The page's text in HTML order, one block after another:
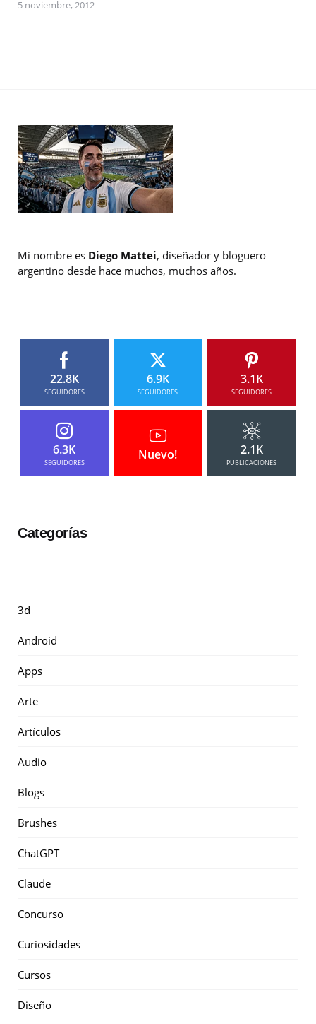
5 noviembre, 2012
Mi nombre es Diego Mattei, diseñador y bloguero
argentino desde hace muchos, muchos años.
22.8K
SEGUIDORES
6.9K
SEGUIDORES
3.1K
SEGUIDORES
6.3K
SEGUIDORES
Nuevo! 2.1K
PUBLICACIONES
Categorías
3d
Android
Apps
Arte
Artículos
Audio
Blogs
Brushes
ChatGPT
Claude
Concurso
Curiosidades
Cursos
Diseño